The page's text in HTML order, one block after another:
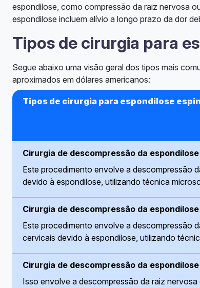
espondilose, como compressão da raiz nervosa
espondilose incluem alívio a longo prazo da dor
Tipos de cirurgia para
Segue abaixo uma visão geral dos tipos mais
aproximados em dólares americanos:
Tipos de cirurgia para espondilose
Cirurgia de descompressão da
Este procedimento envolve a descompressão
devido à espondilose, utilizando técnica
Cirurgia de descompressão da
Este procedimento envolve a descompressão
cervicais devido à espondilose, utilizando
Cirurgia de descompressão da
Isso envolve a descompressão da raiz